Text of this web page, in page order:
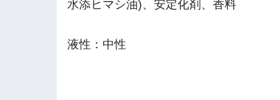
水添ヒマシ油)、安定化剤、香料
液性：中性